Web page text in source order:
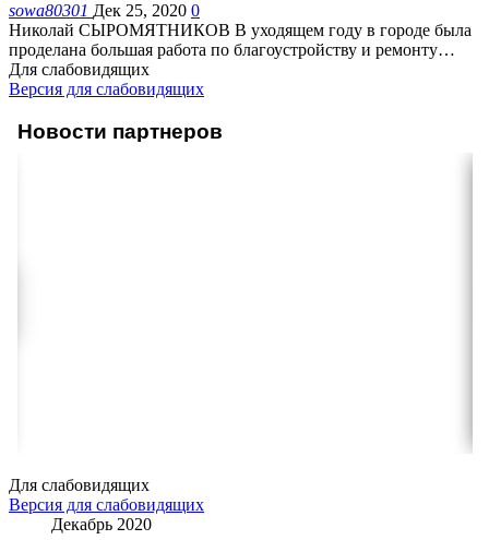
sowa80301 Дек 25, 2020 0
Николай СЫРОМЯТНИКОВ В уходящем году в городе была
проделана большая работа по благоустройству и ремонту…
Для слабовидящих
Версия для слабовидящих
Новости партнеров
Для слабовидящих
Версия для слабовидящих
Декабрь 2020